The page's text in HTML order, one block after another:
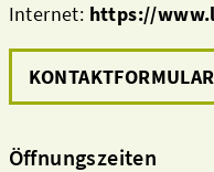
Internet: https://
KONTAKTFORMULAR
Öffnungszeiten